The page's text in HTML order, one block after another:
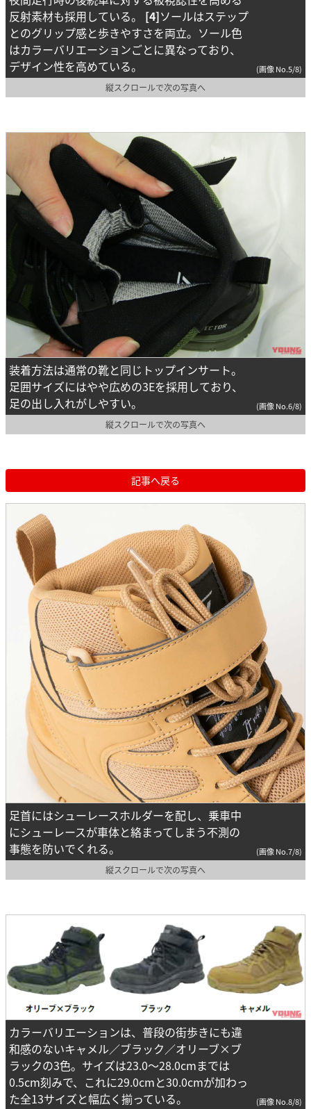
反射素材も採用している。 [4]ソールはステップ
とのグリップ感と歩きやすさを両立。ソール色
はカラーバリエーションごとに異なっており、
デザイン性を高めている。
(画像 No.5/8)
縦スクロールで次の写真へ
装着方法は通常の靴と同じトップインサート。
足囲サイズにはやや広めの3Eを採用しており、
足の出し入れがしやすい。
(画像 No.6/8)
縦スクロールで次の写真へ
記事へ戻る
足首にはシューレースホルダーを配し、乗車中
にシューレースが車体と絡まってしまう不測の
事態を防いでくれる。
(画像 No.7/8)
縦スクロールで次の写真へ
カラーバリエーションは、普段の街歩きにも違
和感のないキャメル／ブラック／オリーブ×ブ
ラックの3色。サイズは23.0～28.0cmまでは
0.5cm刻みで、これに29.0cmと30.0cmが加わっ
た全13サイズと幅広く揃っている。
(画像 No.8/8)